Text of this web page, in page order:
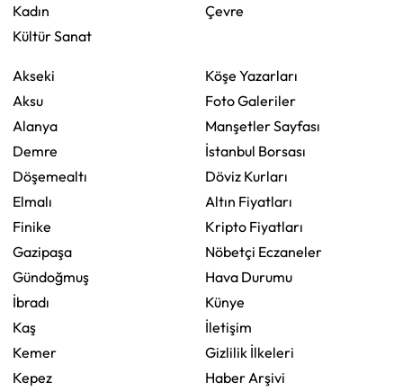
Kadın
Kültür Sanat
Çevre
Akseki
Aksu
Alanya
Demre
Döşemealtı
Elmalı
Finike
Gazipaşa
Gündoğmuş
İbradı
Kaş
Kemer
Kepez
Köşe Yazarları
Foto Galeriler
Manşetler Sayfası
İstanbul Borsası
Döviz Kurları
Altın Fiyatları
Kripto Fiyatları
Nöbetçi Eczaneler
Hava Durumu
Künye
İletişim
Gizlilik İlkeleri
Haber Arşivi